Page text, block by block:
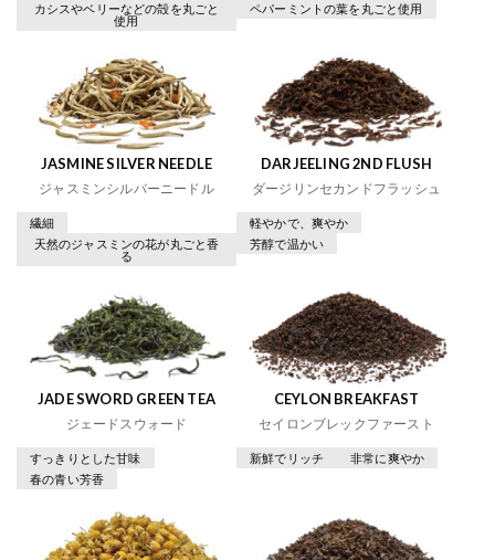
カシスやベリーなどの殻を丸ごと
使用
ペパーミントの葉を丸ごと使用
JASMINE SILVER NEEDLE
ジャスミンシルバーニードル
繊細
天然のジャスミンの花が丸ごと香
る
DARJEELING 2ND FLUSH
ダージリンセカンドフラッシュ
軽やかで、爽やか
芳醇で温かい
JADE SWORD GREEN TEA
ジェードスウォード
すっきりとした甘味
春の青い芳香
CEYLON BREAKFAST
セイロンブレックファースト
新鮮でリッチ 非常に爽やか